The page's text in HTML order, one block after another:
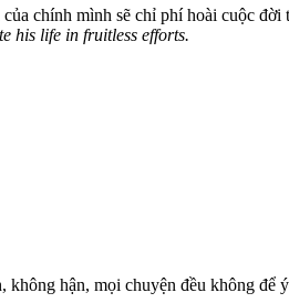
chính mình sẽ chỉ phí hoài cuộc
his life in fruitless efforts.
hận, mọi chuyện đều không để